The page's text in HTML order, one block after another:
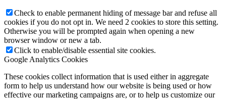
Check to enable permanent hiding of message bar and refuse all
cookies if you do not opt in. We need 2 cookies to store this setting.
Otherwise you will be prompted again when opening a new
browser window or new a tab.
Click to enable/disable essential site cookies.
Google Analytics Cookies
These cookies collect information that is used either in aggregate
form to help us understand how our website is being used or how
effective our marketing campaigns are, or to help us customize our